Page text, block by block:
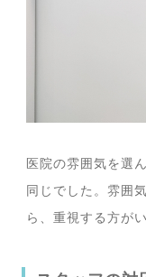
医院の雰囲気を選
同じでした。雰囲
ら、重視する方が